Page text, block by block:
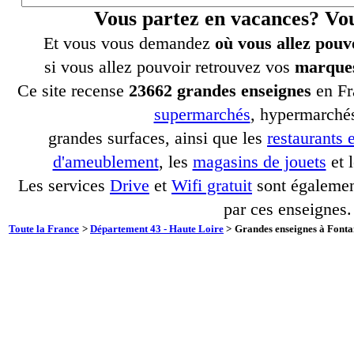
Vous partez en vacances?
Et vous vous demandez où vous allez
si vous allez pouvoir retrouvez vos
Ce site recense 23662 grandes enseignes en
supermarchés,
grandes surfaces, ainsi que les restaurants
d'ameublement, les magasins de jouets et
Les services Drive et Wifi gratuit sont
par ces enseignes.
Toute la France > Département 43 - Haute Loire > Grandes enseignes à